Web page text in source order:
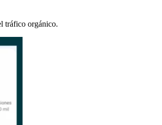
tráfico orgánico.